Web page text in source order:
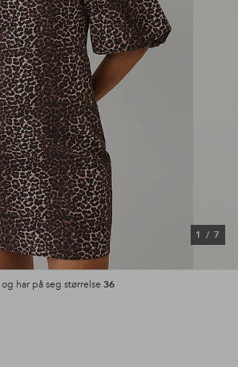
1 / 7
og har på seg størrelse 36